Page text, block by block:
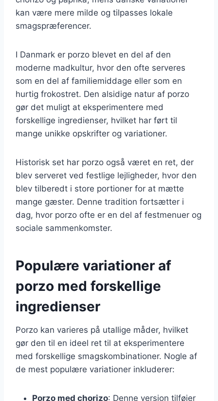
kan være mere milde og tilpasses lokale
smagspræferencer.
I Danmark er porzo blevet en del af den
moderne madkultur, hvor den ofte serveres
som en del af familiemiddage eller som en
hurtig frokostret. Den alsidige natur af porzo
gør det muligt at eksperimentere med
forskellige ingredienser, hvilket har ført til
mange unikke opskrifter og variationer.
Historisk set har porzo også været en ret, der
blev serveret ved festlige lejligheder, hvor den
blev tilberedt i store portioner for at mætte
mange gæster. Denne tradition fortsætter i
dag, hvor porzo ofte er en del af festmenuer og
sociale sammenkomster.
Populære variationer af
porzo med forskellige
ingredienser
Porzo kan varieres på utallige måder, hvilket
gør den til en ideel ret til at eksperimentere
med forskellige smagskombinationer. Nogle af
de mest populære variationer inkluderer:
Porzo med chorizo: Denne version tilføjer